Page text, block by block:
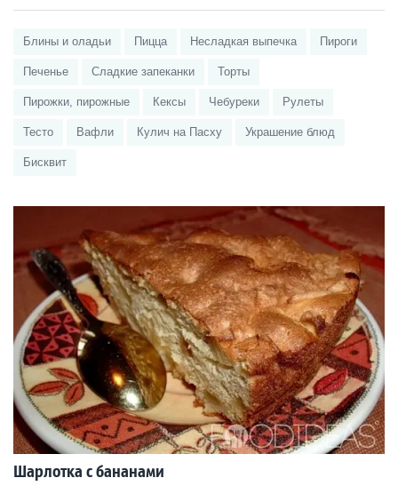
Блины и оладьи Пицца Несладкая выпечка Пироги
Печенье Сладкие запеканки Торты
Пирожки, пирожные Кексы Чебуреки Рулеты
Тесто Вафли Кулич на Пасху Украшение блюд
Бисквит
Шарлотка с бананами